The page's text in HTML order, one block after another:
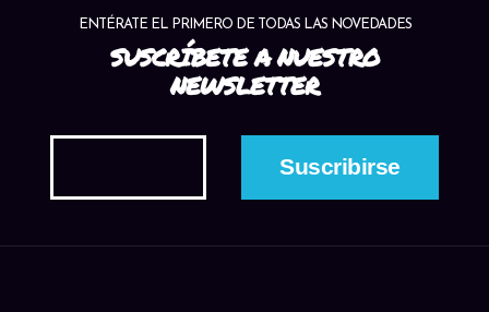
ENTÉRATE EL PRIMERO DE TODAS LAS NOVEDADES
SUSCRÍBETE A NUESTRO
NEWSLETTER